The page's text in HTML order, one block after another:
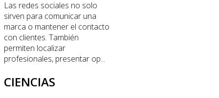
Las redes sociales no solo
sirven para comunicar una
marca o mantener el contacto
con clientes. También
permiten localizar
profesionales, presentar op...
CIENCIAS